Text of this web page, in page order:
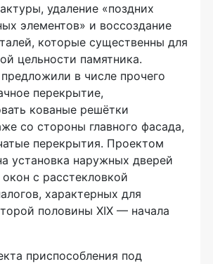
удаление «поздних
элементов» и воссоздание
которые существенны для
цельности памятника.
в числе прочего
перекрытие,
кованые решётки
со стороны главного фасада,
перекрытия. Проектом
установка наружных дверей
с расстекловкой
характерных для
половины XIX — начала
приспособления под